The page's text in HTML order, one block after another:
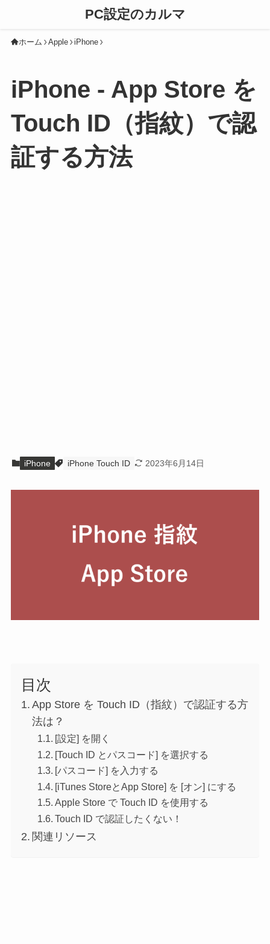
PC設定のカルマ
ホーム Apple iPhone
iPhone - App Store を
Touch ID（指紋）で認
証する方法
iPhone iPhone Touch ID 2023年6月14日
目次
App Store を Touch ID（指紋）で認証する方
法は？
[設定] を開く
[Touch ID とパスコード] を選択する
[パスコード] を入力する
[iTunes StoreとApp Store] を [オン] にする
Apple Store で Touch ID を使用する
Touch ID で認証したくない！
関連リソース